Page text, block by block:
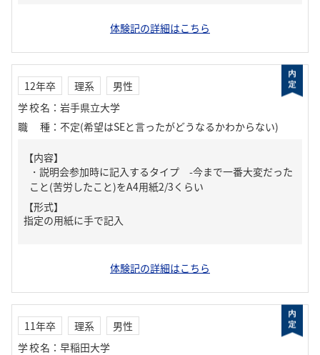
体験記の詳細はこちら
12年卒 理系
男性
学校名 ： 岩手県立大学
職種 ： 不定(希望はSEと言ったがどうなるかわからない)
【内容】
・説明会参加時に記入するタイプ -今まで一番大変だった
こと(苦労したこと)をA4用紙2/3くらい
【形式】
指定の用紙に手で記入
体験記の詳細はこちら
11年卒 理系
男性
学校名 ： 早稲田大学